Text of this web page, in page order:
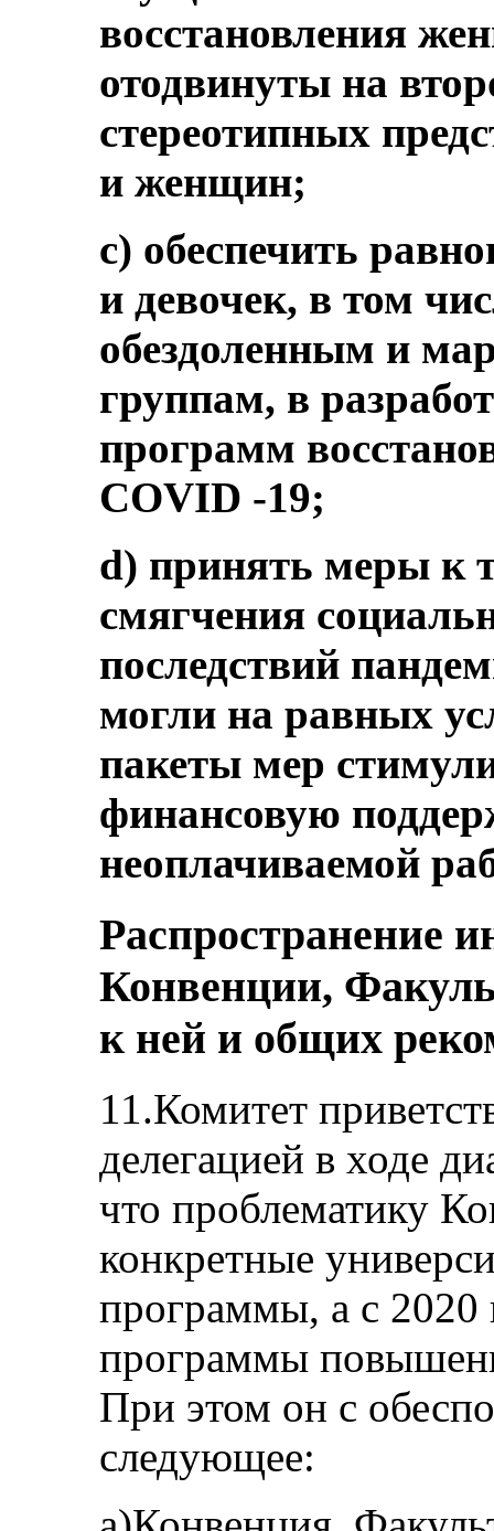
восстановления
отодвинуты на
стереотипных
и женщин;
c) обеспечить
и девочек, в том
обездоленным и
группам, в
программ
COVID ‑19;
d) принять меры к
смягчения
последствий
могли на равных
пакеты мер
финансовую
неоплачиваемой
Распространение
Конвенции,
к ней и общих
11.Комитет
делегацией в ходе
что проблематику
конкретные
программы, а с 2020
программы
При этом он с
следующее: